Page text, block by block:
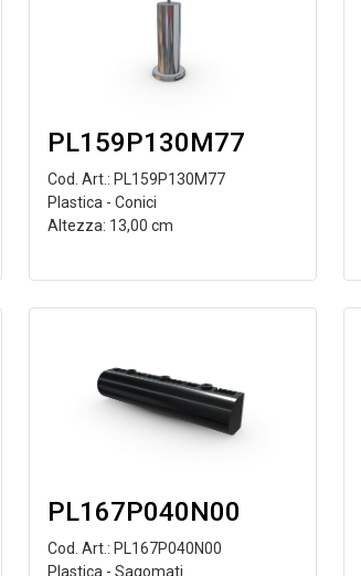
PL159P130M77
Cod. Art.: PL159P130M77
Plastica - Conici
Altezza: 13,00 cm
PL167P040N00
Cod. Art.: PL167P040N00
Plastica - Sagomati